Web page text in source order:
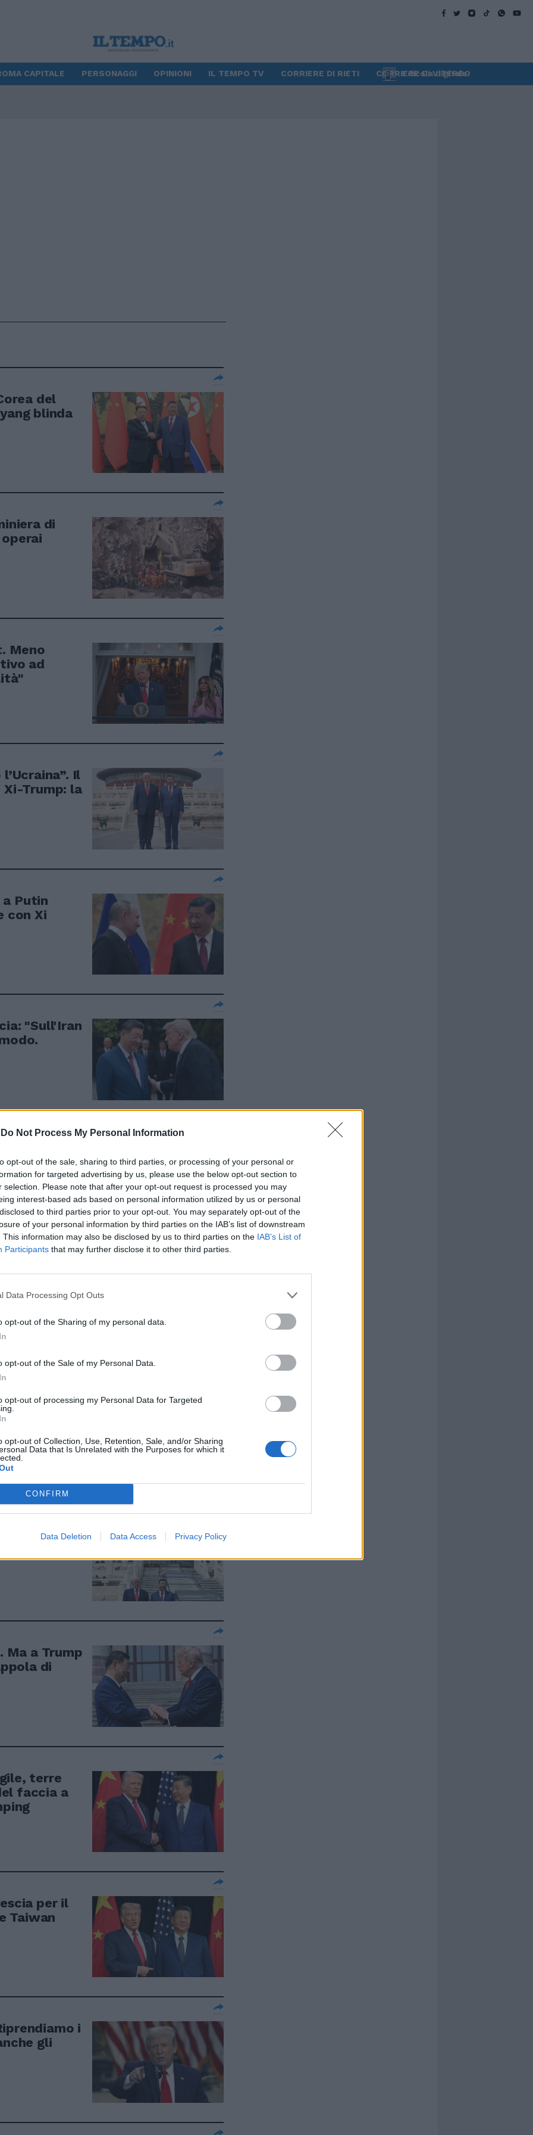
Do Not Process My Personal Information
opt-out of the sale, sharing to third parties, or processing of your personal or
for targeted advertising by us, please use the below opt-out section to
selection. Please note that after your opt-out request is processed you may
interest-based ads based on personal information utilized by us or personal
to third parties prior to your opt-out. You may separately opt-out of the
of your personal information by third parties on the IAB’s list of downstream
This information may also be disclosed by us to third parties on the IAB’s List of
Participants that may further disclose it to other third parties.
Data Processing Opt Outs
opt-out of the Sharing of my personal data.
opt-out of the Sale of my Personal Data.
opt-out of processing my Personal Data for Targeted
opt-out of Collection, Use, Retention, Sale, and/or Sharing
Data that Is Unrelated with the Purposes for which it
CONFIRM
Data Deletion Data Access Privacy Policy
CAPITALE PERSONAGGI OPINIONI IL TEMPO TV CORRIERE DI RIETI CORRIERE DI VITERBO
Edicola digitale
del
blinda
di
Meno
ad
Il
Trump: la
Putin
con Xi
"Sull'Iran
Obama
e frena i
non
per Xi.
Tele
lo
Ma a Trump
di
terre
faccia a
per il
Taiwan
i
gli